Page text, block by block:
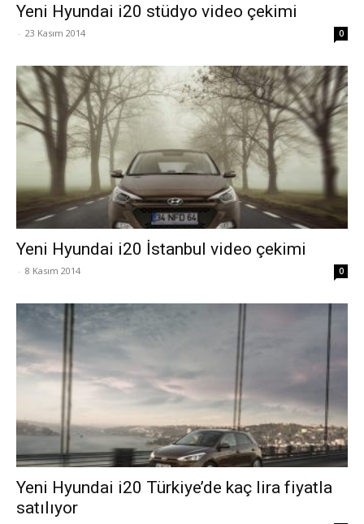
Yeni Hyundai i20 stüdyo video çekimi
- 23 Kasım 2014 0
Yeni Hyundai i20 İstanbul video çekimi
- 8 Kasım 2014 0
Yeni Hyundai i20 Türkiye’de kaç lira fiyatla
satılıyor